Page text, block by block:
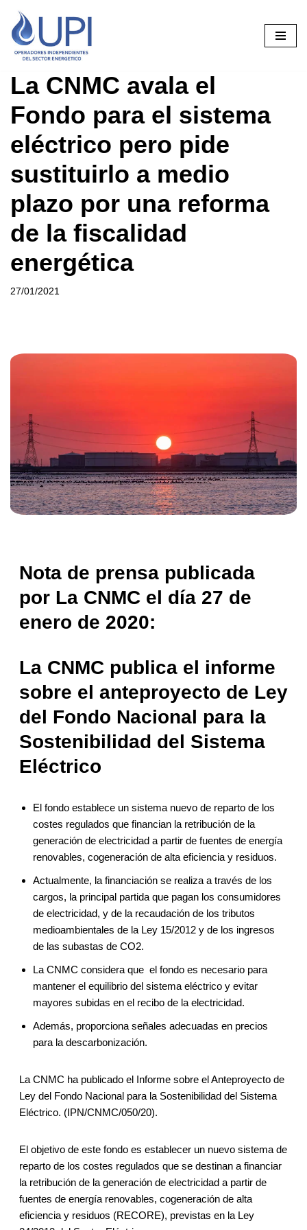
Saltar
al
La CNMC avala el
Fondo para el sistema
eléctrico pero pide
sustituirlo a medio
plazo por una reforma
de la fiscalidad
energética
27/01/2021
Nota de prensa publicada
por La CNMC el día 27 de
enero de 2020:
La CNMC publica el informe
sobre el anteproyecto de Ley
del Fondo Nacional para la
Sostenibilidad del Sistema
Eléctrico
El fondo establece un sistema nuevo de reparto de los
costes regulados que financian la retribución de la
generación de electricidad a partir de fuentes de energía
renovables, cogeneración de alta eficiencia y residuos.
Actualmente, la financiación se realiza a través de los
cargos, la principal partida que pagan los consumidores
de electricidad, y de la recaudación de los tributos
medioambientales de la Ley 15/2012 y de los ingresos
de las subastas de CO2.
La CNMC considera que el fondo es necesario para
mantener el equilibrio del sistema eléctrico y evitar
mayores subidas en el recibo de la electricidad.
Además, proporciona señales adecuadas en precios
para la descarbonización.
La CNMC ha publicado el Informe sobre el Anteproyecto de
Ley del Fondo Nacional para la Sostenibilidad del Sistema
Eléctrico. (IPN/CNMC/050/20).
El objetivo de este fondo es establecer un nuevo sistema de
reparto de los costes regulados que se destinan a financiar
la retribución de la generación de electricidad a partir de
fuentes de energía renovables, cogeneración de alta
eficiencia y residuos (RECORE), previstas en la Ley